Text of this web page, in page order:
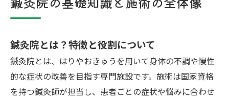
埼玉県行田市について
鍼灸院とは？特徴と役割について
鍼灸院とは、はりやおきゅうを用いて身体の不調や慢性
的な症状の改善を目指す専門施設です。施術は国家資格
を持つ鍼灸師が担当し、患者ごとの症状や悩みに合わせ